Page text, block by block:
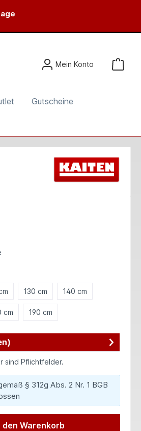
Mein Konto
Gutscheine
130 cm 140 cm
cm 190 cm
sind Pflichtfelder.
§ 312g Abs. 2 Nr. 1 BGB
den Warenkorb